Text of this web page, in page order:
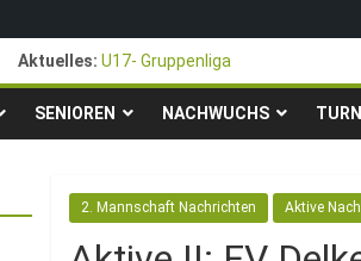
Aktuelles: U17- Gruppenliga
*U17-Junioren steigen in die
47. Otto Walter Pfingstturnier der
1. Mai – Charity-Fußballturnier
SENIOREN NACHWUCHS
2. Mannschaft Nachrichten Aktive